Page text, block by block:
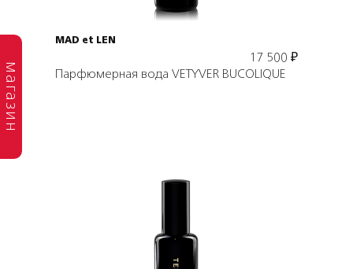
магазин
MAD et LEN
17 500 ₽
Парфюмерная вода VETYVER BUCOLIQUE
Подробнее